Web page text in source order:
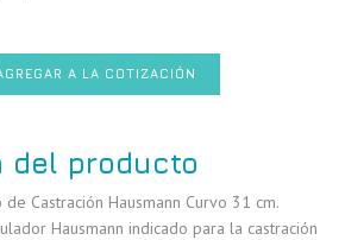
A LA COTIZACIÓN
del producto
Castración Hausmann Curvo 31 cm.
Hausmann indicado para la castración